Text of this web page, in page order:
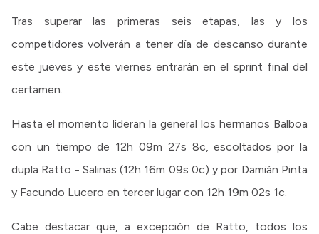
Tras superar las primeras seis etapas, las y los
competidores volverán a tener día de descanso durante
este jueves y este viernes entrarán en el sprint final del
certamen.
Hasta el momento lideran la general los hermanos Balboa
con un tiempo de 12h 09m 27s 8c, escoltados por la
dupla Ratto - Salinas (12h 16m 09s 0c) y por Damián Pinta
y Facundo Lucero en tercer lugar con 12h 19m 02s 1c.
Cabe destacar que, a excepción de Ratto, todos los